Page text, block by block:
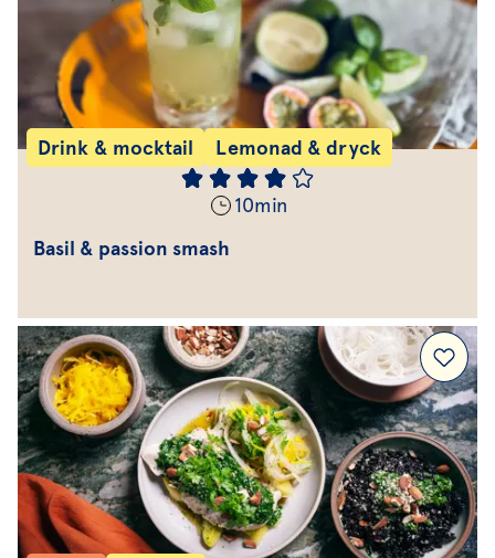
Drink & mocktail Lemonad & dryck
10min
Basil & passion smash